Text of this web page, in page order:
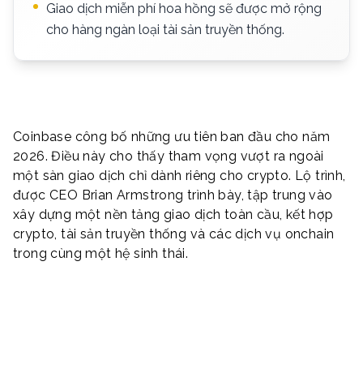
Giao dịch miễn phí hoa hồng sẽ được mở rộng
cho hàng ngàn loại tài sản truyền thống.
Coinbase công bố những ưu tiên ban đầu cho năm
2026. Điều này cho thấy tham vọng vượt ra ngoài
một sàn giao dịch chỉ dành riêng cho crypto. Lộ trình,
được CEO Brian Armstrong trình bày, tập trung vào
xây dựng một nền tảng giao dịch toàn cầu, kết hợp
crypto, tài sản truyền thống và các dịch vụ onchain
trong cùng một hệ sinh thái.